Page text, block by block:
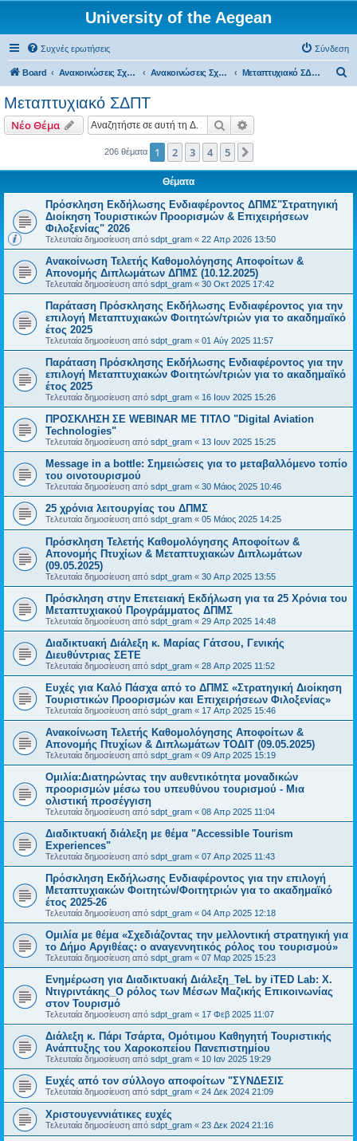
University of the Aegean
Συχνές ερωτήσεις Σύνδεση
Board Ανακοινώσεις Σχολών, Τμημάτων, Συλλόγων & Υπηρεσιών Ανακοινώσεις Σχολών & Τμημάτων (Χίος) Μεταπτυχιακό ΣΔΠΤ
Μεταπτυχιακό ΣΔΠΤ
Νέο Θέμα Αναζήτηση
206 θέματα 1 2 3 4 5
Θέματα
Πρόσκληση Εκδήλωσης Ενδιαφέροντος ΔΠΜΣ"Στρατηγική
Διοίκηση Τουριστικών Προορισμών & Επιχειρήσεων
Φιλοξενίας" 2026
Τελευταία δημοσίευση από sdpt_gram « 22 Απρ 2026 13:50
Ανακοίνωση Τελετής Καθομολόγησης Αποφοίτων &
Απονομής Διπλωμάτων ΔΠΜΣ (10.12.2025)
Τελευταία δημοσίευση από sdpt_gram « 30 Οκτ 2025 17:42
Παράταση Πρόσκλησης Εκδήλωσης Ενδιαφέροντος για την
επιλογή Μεταπτυχιακών Φοιτητών/τριών για το ακαδημαϊκό
έτος 2025
Τελευταία δημοσίευση από sdpt_gram « 01 Αύγ 2025 11:57
Παράταση Πρόσκλησης Εκδήλωσης Ενδιαφέροντος για την
επιλογή Μεταπτυχιακών Φοιτητών/τριών για το ακαδημαϊκό
έτος 2025
Τελευταία δημοσίευση από sdpt_gram « 16 Ιουν 2025 15:26
ΠΡΟΣΚΛΗΣΗ ΣΕ WEBINAR ΜΕ ΤΙΤΛΟ "Digital Aviation
Technologies"
Τελευταία δημοσίευση από sdpt_gram « 13 Ιουν 2025 15:25
Message in a bottle: Σημειώσεις για το μεταβαλλόμενο τοπίο
του οινοτουρισμού
Τελευταία δημοσίευση από sdpt_gram « 30 Μάιος 2025 10:46
25 χρόνια λειτουργίας του ΔΠΜΣ
Τελευταία δημοσίευση από sdpt_gram « 05 Μάιος 2025 14:25
Πρόσκληση Τελετής Καθομολόγησης Αποφοίτων &
Απονομής Πτυχίων & Μεταπτυχιακών Διπλωμάτων
(09.05.2025)
Τελευταία δημοσίευση από sdpt_gram « 30 Απρ 2025 13:55
Πρόσκληση στην Επετειακή Εκδήλωση για τα 25 Χρόνια του
Μεταπτυχιακού Προγράμματος ΔΠΜΣ
Τελευταία δημοσίευση από sdpt_gram « 29 Απρ 2025 14:48
Διαδικτυακή Διάλεξη κ. Μαρίας Γάτσου, Γενικής
Διευθύντριας ΣΕΤΕ
Τελευταία δημοσίευση από sdpt_gram « 28 Απρ 2025 11:52
Ευχές για Καλό Πάσχα από το ΔΠΜΣ «Στρατηγική Διοίκηση
Τουριστικών Προορισμών και Επιχειρήσεων Φιλοξενίας»
Τελευταία δημοσίευση από sdpt_gram « 17 Απρ 2025 15:46
Ανακοίνωση Τελετής Καθομολόγησης Αποφοίτων &
Απονομής Πτυχίων & Διπλωμάτων ΤΟΔΙΤ (09.05.2025)
Τελευταία δημοσίευση από sdpt_gram « 09 Απρ 2025 15:19
Oμιλία:Διατηρώντας την αυθεντικότητα μοναδικών
προορισμών μέσω του υπευθύνου τουρισμού - Μια
ολιστική προσέγγιση
Τελευταία δημοσίευση από sdpt_gram « 08 Απρ 2025 11:04
Διαδικτυακή διάλεξη με θέμα "Accessible Tourism
Experiences"
Τελευταία δημοσίευση από sdpt_gram « 07 Απρ 2025 11:43
Πρόσκληση Εκδήλωσης Ενδιαφέροντος για την επιλογή
Μεταπτυχιακών Φοιτητών/Φοιτητριών για το ακαδημαϊκό
έτος 2025-26
Τελευταία δημοσίευση από sdpt_gram « 04 Απρ 2025 12:18
Ομιλία με θέμα «Σχεδιάζοντας την μελλοντική στρατηγική για
το Δήμο Αργιθέας: ο αναγεννητικός ρόλος του τουρισμού»
Τελευταία δημοσίευση από sdpt_gram « 07 Μαρ 2025 15:23
Ενημέρωση για Διαδικτυακή Διάλεξη_TeL by iTED Lab: Χ.
Ντιγριντάκης_Ο ρόλος των Μέσων Μαζικής Επικοινωνίας
στον Τουρισμό
Τελευταία δημοσίευση από sdpt_gram « 17 Φεβ 2025 11:07
Διάλεξη κ. Πάρι Τσάρτα, Ομότιμου Καθηγητή Τουριστικής
Ανάπτυξης του Χαροκοπείου Πανεπιστημίου
Τελευταία δημοσίευση από sdpt_gram « 10 Ιαν 2025 19:29
Ευχές από τον σύλλογο αποφοίτων "ΣΥΝΔΕΣΙΣ
Τελευταία δημοσίευση από sdpt_gram « 24 Δεκ 2024 21:09
Χριστουγεννιάτικες ευχές
Τελευταία δημοσίευση από sdpt_gram « 23 Δεκ 2024 21:16